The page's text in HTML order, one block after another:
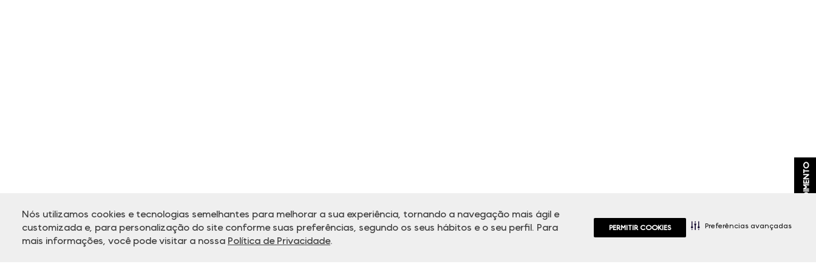
Nós utilizamos cookies e tecnologias semelhantes para melhorar a sua experiência, tornando a navegação mais ágil e
customizada e, para personalização do site conforme suas preferências, segundo os seus hábitos e o seu perfil. Para
mais informações, você pode visitar a nossa Política de Privacidade.
PERMITIR COOKIES Preferências avançadas
ATENDIMENTO